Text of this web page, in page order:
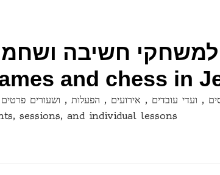
and chess in
sessions, and individual lessons